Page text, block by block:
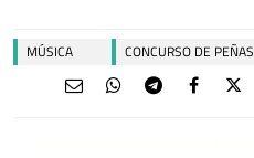
MÚSICA CONCURSO DE PEÑAS